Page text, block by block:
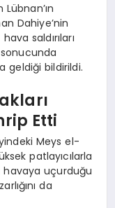
Dahiye’nin
saldırıları
geldiği bildirildi.
Etti
Meys el-
patlayıcılarla
havaya uçurduğu
da